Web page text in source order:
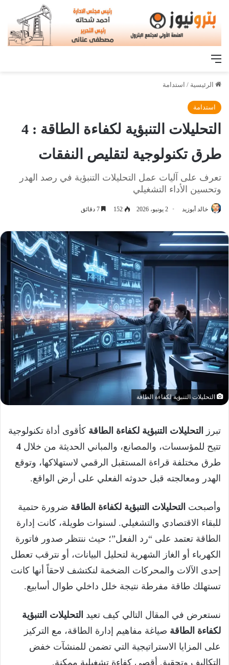
القائمة
الرئيسية / استدامة
استدامة
التحليلات التنبؤية لكفاءة الطاقة : 4
طرق تكنولوجية لتقليص النفقات
تعرف على آليات عمل التحليلات التنبؤية في رصد الهدر
وتحسين الأداء التشغيلي
خالد أبوزيد 2 يونيو، 2026 152
التحليلات التنبؤية لكفاءة الطاقة
تبرز التحليلات التنبؤية لكفاءة الطاقة كأقوى أداة تكنولوجية
تتيح للمؤسسات، والمصانع، والمباني الحديثة من خلال 4
طرق مختلفة قراءة المستقبل الرقمي لاستهلاكها، وتوقع
الهدر ومعالجته قبل حدوثه الفعلي على أرض الواقع.
وأصبحت التحليلات التنبؤية لكفاءة الطاقة ضرورة حتمية
للبقاء الاقتصادي والتشغيلي. لسنوات طويلة، كانت إدارة
الطاقة تعتمد على “رد الفعل”؛ حيث ننتظر صدور فاتورة
الكهرباء أو الغاز الشهرية لتحليل البيانات، أو نترقب تعطل
إحدى الآلات والمحركات الضخمة لنكتشف لاحقاً أنها كانت
تستهلك طاقة مفرطة نتيجة خلل داخلي طوال أسابيع.
نستعرض في المقال التالي كيف تعيد التحليلات التنبؤية
لكفاءة الطاقة صياغة مفاهيم إدارة الطاقة، مع التركيز
على المزايا الاستراتيجية التي تضمن للمنشآت خفض
التكاليف وتحقيق أقصى كفاءة تشغيلية ممكنة.